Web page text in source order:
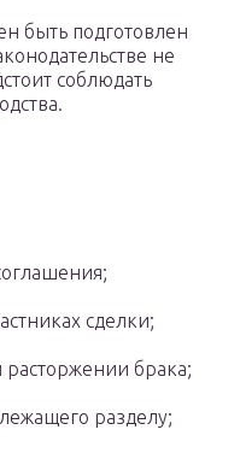
быть подготовлен
не
соблюдать
сделки;
брака;
разделу;